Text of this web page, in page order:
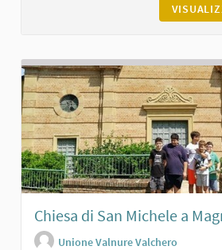
Chiesa di San Michele a
Unione Valnure Valchero